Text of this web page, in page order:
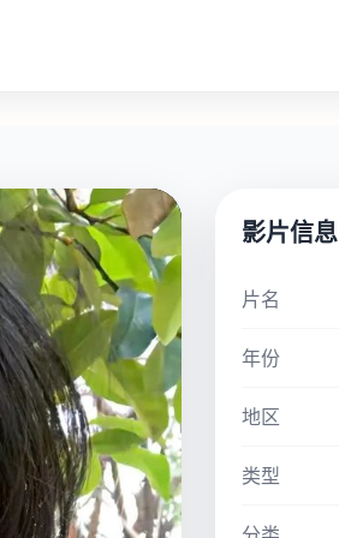
影片信息
片名
年份
地区
类型